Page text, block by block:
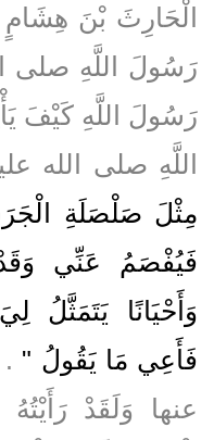
الْحَارِثَ بْنَ
رَسُولَ اللَّهِ صلى
رَسُولَ اللَّهِ كَيْفَ
اللَّهِ صلى الله
مِثْلَ صَلْصَلَةِ
فَيُفْصَمُ عَنِّي
وَأَحْيَانًا يَتَمَثَّلُ
فَأَعِي مَا يَقُولُ ‏"
عنها وَلَقَدْ